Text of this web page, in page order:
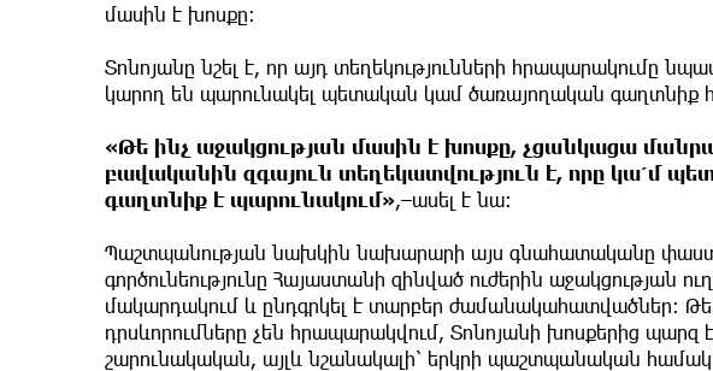
մասին է խոսքը։
Տոնոյանը նշել է, որ այդ տեղեկությունների հրապարակումը
կարող են պարունակել պետական կամ ծառայողական գաղտնիք
«Թե ինչ աջակցության մասին է խոսքը, չցանկացա
բավականին զգայուն տեղեկատվություն է, որը կա՛մ
գաղտնիք է պարունակում»,–ասել է նա։
Պաշտպանության նախկին նախարարի այս գնահատականը
գործունեությունը Հայաստանի զինված ուժերին աջակցության
մակարդակում և ընդգրկել է տարբեր ժամանակահատվածներ։
դրսևորումները չեն հրապարակվում, Տոնոյանի խոսքերից պարզ
շարունակական, այլև նշանակալի՝ երկրի պաշտպանական